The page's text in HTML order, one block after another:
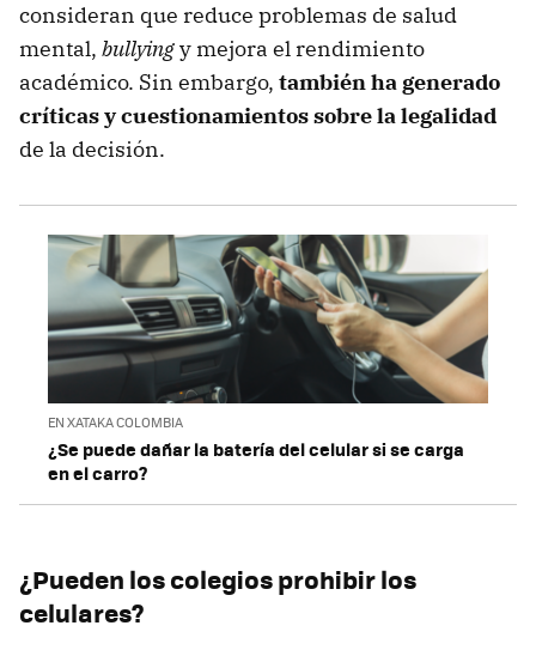
consideran que reduce problemas de salud
mental, bullyingy mejora el rendimiento
académico. Sin embargo, también ha generado
críticas y cuestionamientos sobre la legalidad
de la decisión.
EN XATAKA COLOMBIA
¿Se puede dañar la batería del celular si se carga
en el carro?
¿Pueden los colegios prohibir los
celulares?